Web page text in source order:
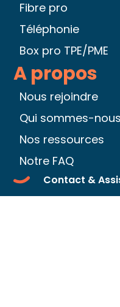
A propos
Nous rejoindre
Qui sommes-nous
Nos ressources
Notre FAQ
Fibre pro
Téléphonie
Box pro TPE/PME
Contact &